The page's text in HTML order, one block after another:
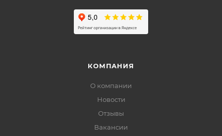
КОМПАНИЯ
О компании
Новости
Отзывы
Вакансии